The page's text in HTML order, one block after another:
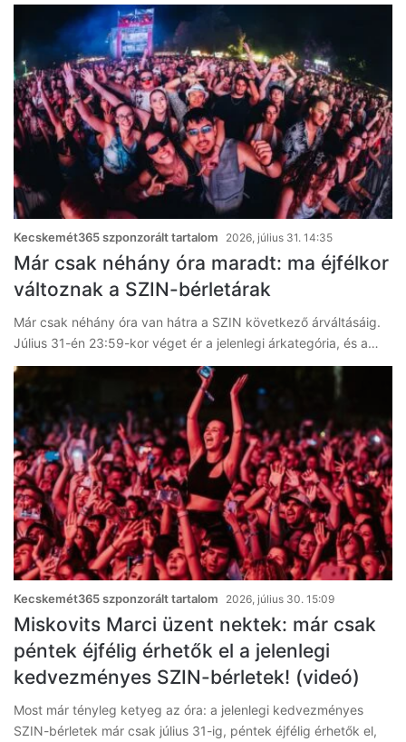
Kecskemét365 szponzorált tartalom 2026, július 31. 14:35
Már csak néhány óra maradt: ma éjfélkor
változnak a SZIN-bérletárak
Már csak néhány óra van hátra a SZIN következő árváltásáig.
Július 31-én 23:59-kor véget ér a jelenlegi árkategória, és a…
Kecskemét365 szponzorált tartalom 2026, július 30. 15:09
Miskovits Marci üzent nektek: már csak
péntek éjfélig érhetők el a jelenlegi
kedvezményes SZIN-bérletek! (videó)
Most már tényleg ketyeg az óra: a jelenlegi kedvezményes
SZIN-bérletek már csak július 31-ig, péntek éjfélig érhetők el,